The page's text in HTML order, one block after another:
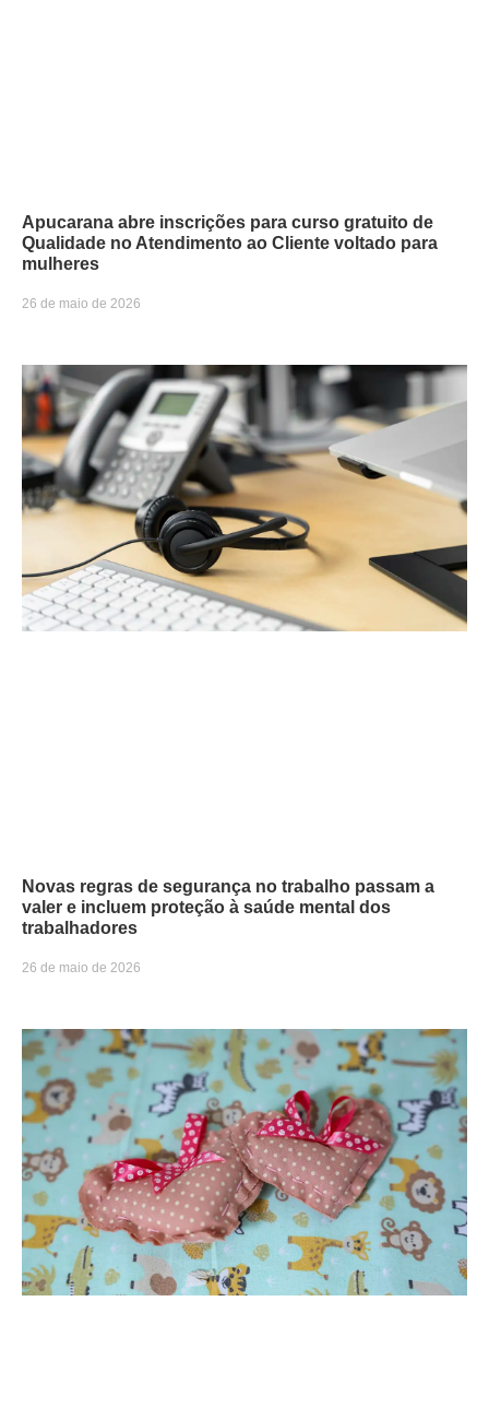
Apucarana abre inscrições para curso gratuito de
Qualidade no Atendimento ao Cliente voltado para
mulheres
26 de maio de 2026
Novas regras de segurança no trabalho passam a
valer e incluem proteção à saúde mental dos
trabalhadores
26 de maio de 2026